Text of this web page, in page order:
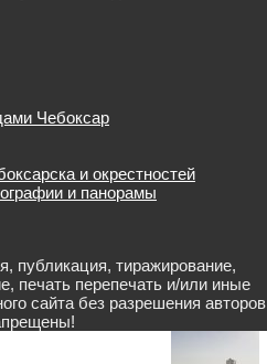
Чебоксар
и окрестностей
и панорамы
публикация, тиражирование,
печать перепечать и/или иные
сайта без разрешения авторов